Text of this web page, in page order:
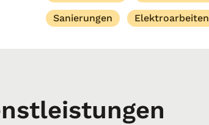
Sanierungen Elektroarbeiten